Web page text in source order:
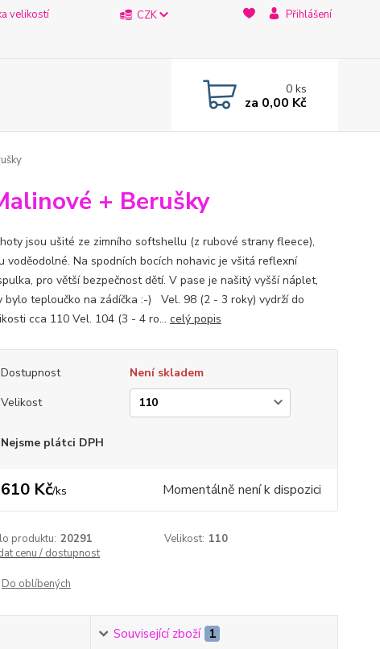
velikostí
CZK Přihlášení
0ks
za 0,00 Kč
+ Berušky
jsou ušité ze zimního softshellu (z rubové strany fleece),
voděodolné. Na spodních bocích nohavic je všitá reflexní
pro větší bezpečnost dětí. V pase je našitý vyšší náplet,
bylo teploučko na zádíčka :-) Vel. 98 (2 - 3 roky) vydrží do
cca 110 Vel. 104 (3 - 4 ro... celý popis
Dostupnost
Není skladem
Velikost
Nejsme plátci DPH
610 Kč/ks Momentálně není k dispozici
produktu: 20291 Velikost: 110
cenu / dostupnost
Do oblíbených
Související zboží 1